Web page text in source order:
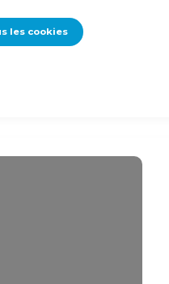
Bible imprimée, rendez-vous sur
les cookies